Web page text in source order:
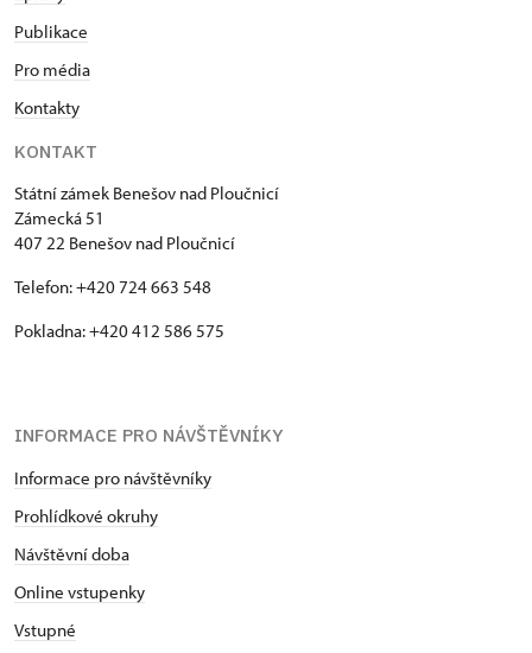
Publikace
Pro média
Kontakty
KONTAKT
Státní zámek Benešov nad Ploučnicí
Zámecká 51
407 22 Benešov nad Ploučnicí
Telefon: +420 724 663 548
Pokladna: +420 412 586 575
INFORMACE PRO NÁVŠTĚVNÍKY
Informace pro návštěvníky
Prohlídkové okruhy
Návštěvní doba
Online vstupenky
Vstupné